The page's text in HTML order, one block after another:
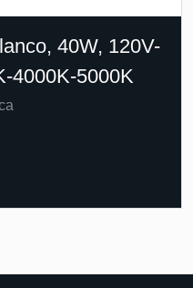
40W, 120V-
4000K-5000K